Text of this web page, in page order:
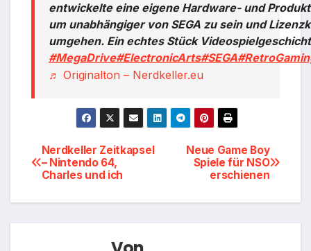
entwickelte eine eigene Hardware- und
um unabhängiger von SEGA zu sein und
umgehen. Ein echtes Stück
#MegaDrive#ElectronicArts#SEGA
♬ Originalton – Nerdkeller.eu
Beitragsnavigation
Neue Game Boy
Spiele für NSO
erschienen
Nerdkeller Zeitkapsel
– Nintendo 64,
Charles und ich